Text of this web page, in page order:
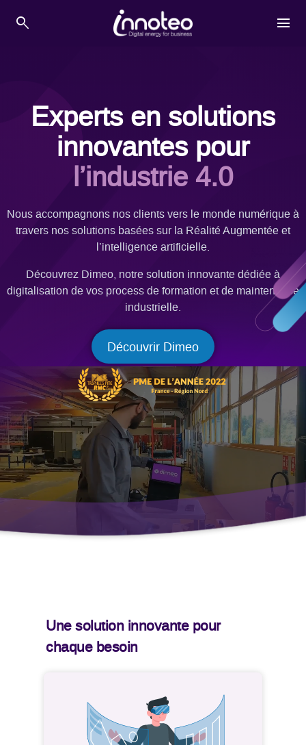
menu
search
Experts en solutions
innovantes pour
l’industrie 4.0
Nous accompagnons nos clients vers le monde numérique à
travers nos solutions basées sur la Réalité Augmentée et
l’intelligence artificielle.
Découvrez Dimeo, notre solution innovante dédiée à
digitalisation de vos process de formation et de maintenance
industrielle.
Découvrir Dimeo
Une solution innovante pour
chaque besoin